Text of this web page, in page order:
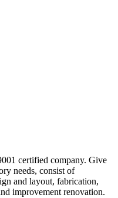
certified company. Give
needs, consist of
and layout, fabrication,
improvement renovation.